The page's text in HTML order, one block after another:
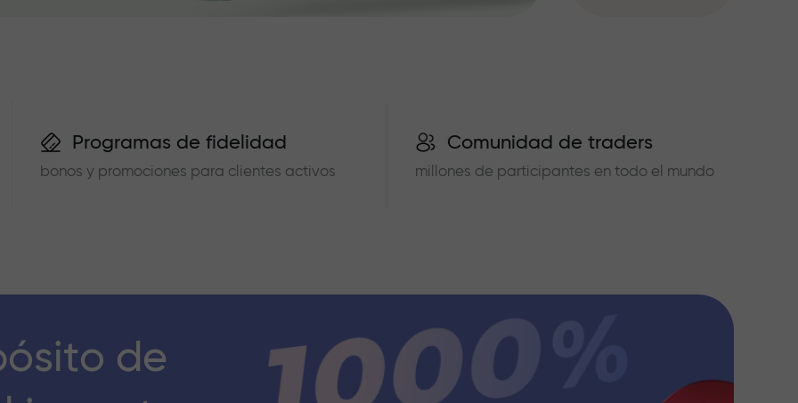
Programas de fidelidad
bonos y promociones para clientes activos
Comunidad de traders
millones de participantes en todo el mundo
de